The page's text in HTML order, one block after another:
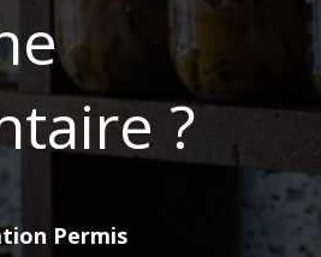
?
Permis